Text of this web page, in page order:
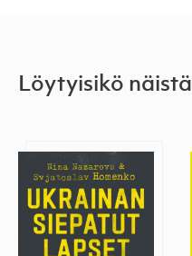
Löytyisikö
Ukrainan siepatut